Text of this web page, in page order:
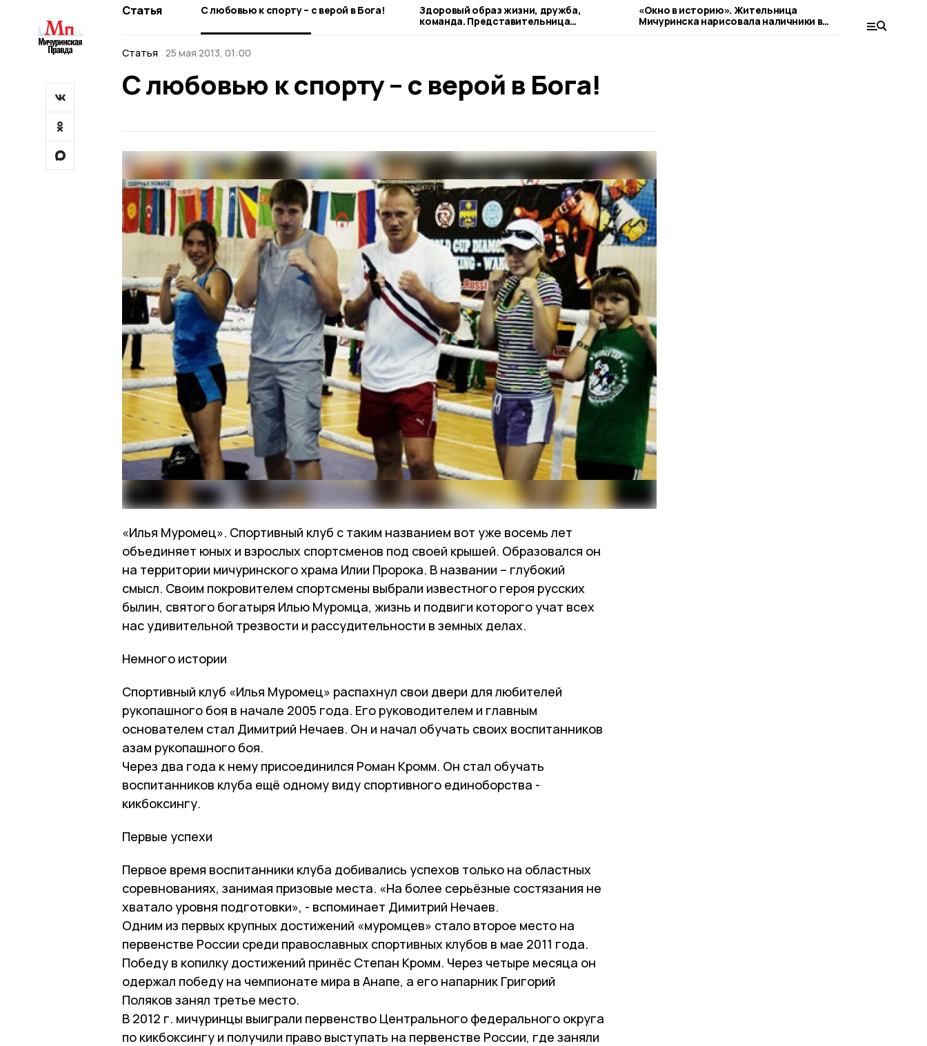
Статья С любовью к спорту – с верой в Бога!
Здоровый образ жизни, дружба,
команда. Представительница
наукограда рассказывает о своих
«Окно в историю». Жительница
Мичуринска нарисовала наличники в
стиле гжель
округе
Статья 25 мая 2013, 01:00
С любовью к спорту – с верой в Бога!
«Илья Муромец». Спортивный клуб с таким названием вот уже восемь лет
объединяет юных и взрослых спортсменов под своей крышей. Образовался он
на территории мичуринского храма Илии Пророка. В названии – глубокий
смысл. Своим покровителем спортсмены выбрали известного героя русских
былин, святого богатыря Илью Муромца, жизнь и подвиги которого учат всех
нас удивительной трезвости и рассудительности в земных делах.
Немного истории
Спортивный клуб «Илья Муромец» распахнул свои двери для любителей
рукопашного боя в начале 2005 года. Его руководителем и главным
основателем стал Димитрий Нечаев. Он и начал обучать своих воспитанников
азам рукопашного боя.
Через два года к нему присоединился Роман Кромм. Он стал обучать
воспитанников клуба ещё одному виду спортивного единоборства -
кикбоксингу.
Первые успехи
Первое время воспитанники клуба добивались успехов только на областных
соревнованиях, занимая призовые места. «На более серьёзные состязания не
хватало уровня подготовки», - вспоминает Димитрий Нечаев.
Одним из первых крупных достижений «муромцев» стало второе место на
первенстве России среди православных спортивных клубов в мае 2011 года.
Победу в копилку достижений принёс Степан Кромм. Через четыре месяца он
одержал победу на чемпионате мира в Анапе, а его напарник Григорий
Поляков занял третье место.
В 2012 г. мичуринцы выиграли первенство Центрального федерального округа
по кикбоксингу и получили право выступать на первенстве России, где заняли